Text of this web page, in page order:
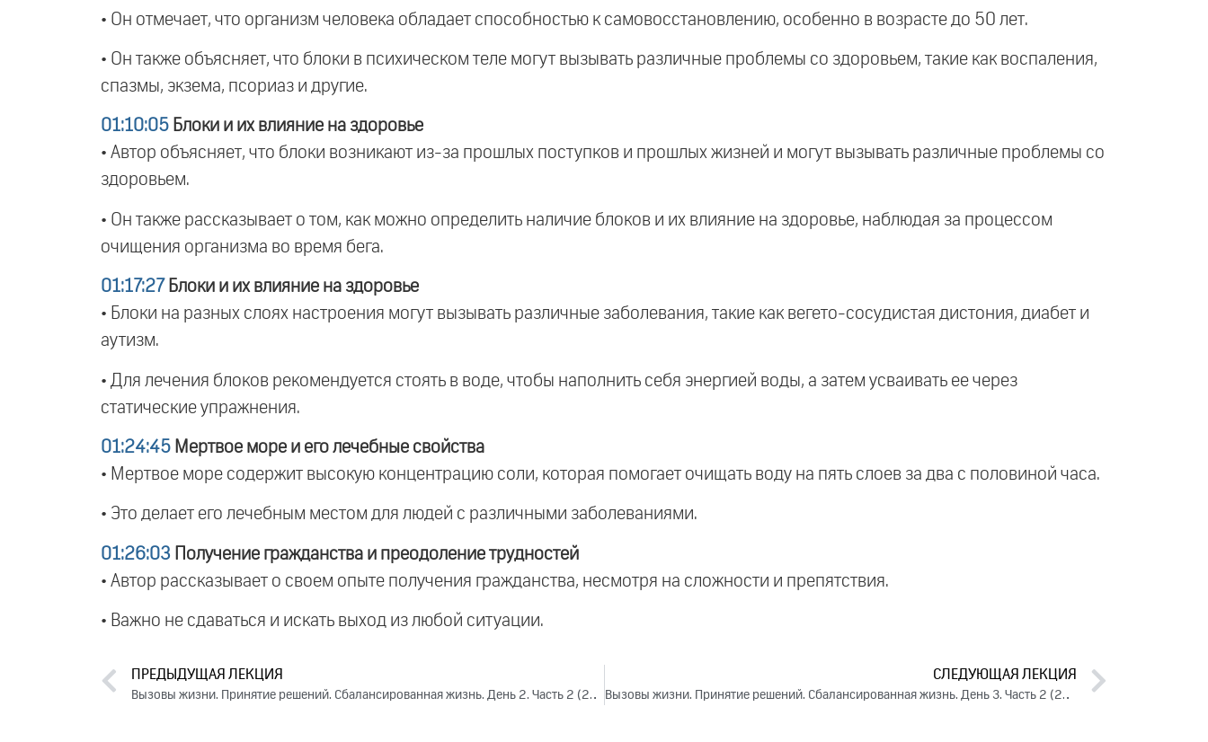
• Он отмечает, что организм человека обладает способностью к самовосстановлению, особенно в возрасте до 50 лет.
• Он также объясняет, что блоки в психическом теле могут вызывать различные проблемы со здоровьем, такие как воспаления,
спазмы, экзема, псориаз и другие.
01:10:05 Блоки и их влияние на здоровье
• Автор объясняет, что блоки возникают из-за прошлых поступков и прошлых жизней и могут вызывать различные проблемы со
здоровьем.
• Он также рассказывает о том, как можно определить наличие блоков и их влияние на здоровье, наблюдая за процессом
очищения организма во время бега.
01:17:27 Блоки и их влияние на здоровье
• Блоки на разных слоях настроения могут вызывать различные заболевания, такие как вегето-сосудистая дистония, диабет и
аутизм.
• Для лечения блоков рекомендуется стоять в воде, чтобы наполнить себя энергией воды, а затем усваивать ее через
статические упражнения.
01:24:45 Мертвое море и его лечебные свойства
• Мертвое море содержит высокую концентрацию соли, которая помогает очищать воду на пять слоев за два с половиной часа.
• Это делает его лечебным местом для людей с различными заболеваниями.
01:26:03 Получение гражданства и преодоление трудностей
• Автор рассказывает о своем опыте получения гражданства, несмотря на сложности и препятствия.
• Важно не сдаваться и искать выход из любой ситуации.
ПРЕДЫДУЩАЯ ЛЕКЦИЯ
Вызовы жизни. Принятие решений. Сбалансированная жизнь. День 2. Часть 2 (2024)
СЛЕДУЮЩАЯ ЛЕКЦИЯ
Вызовы жизни. Принятие решений. Сбалансированная жизнь. День 3. Часть 2 (2024)